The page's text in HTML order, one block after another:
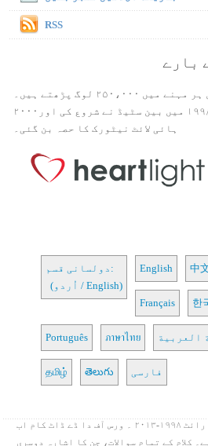
RSS
بارے
آج کی آیت موجودہ دور میں ہر مہنے میں ۲۵۰،۰۰۰ لوگ پڑھتے ہیں۔
ورس آف دا ڈے ڈاٹ کام ۱۹۹۸ میں بین سٹیڈ نے شروع کی اور۲۰۰۰
ہائی لائٹ نیٹورک کا حصہ بن گئی۔
دولسانی قسم:
(اُردو / English)
English 中
Français 한
Português ภาษาไทย العربية
தமிழ் తెలుగు فارسی
ہائی لائٹ آئی این سی۔ کاپی رائٹ ۱۹۹۸-۲۰۱۳ ۔ ورس آف دا ڈے ڈاٹ کام اب
کلام کے تمام سوالات، جن کا اشارہ دوسری